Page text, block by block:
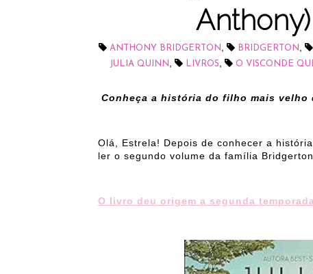
ANTHONY BRIDGERTON BRIDGERTON
JULIA QUINN LIVROS O VISCONDE
Conheça a história do filho mais
Olá, Estrela! Depois de conhecer a
ler o segundo volume da família
O livro deu origem a segunda